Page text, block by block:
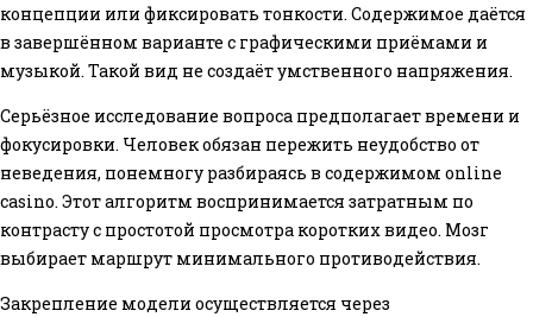
концепции или фиксировать тонкости. Содержимое даётся
в завершённом варианте с графическими приёмами и
музыкой. Такой вид не создаёт умственного напряжения.
Серьёзное исследование вопроса предполагает времени и
фокусировки. Человек обязан пережить неудобство от
неведения, понемногу разбираясь в содержимом online
casino. Этот алгоритм воспринимается затратным по
контрасту с простотой просмотра коротких видео. Мозг
выбирает маршрут минимального противодействия.
Закрепление модели осуществляется через